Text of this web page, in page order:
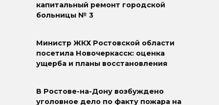
капитальный ремонт городской
больницы № 3
Министр ЖКХ Ростовской области
посетила Новочеркасск: оценка
ущерба и планы восстановления
В Ростове-на-Дону возбуждено
уголовное дело по факту пожара на